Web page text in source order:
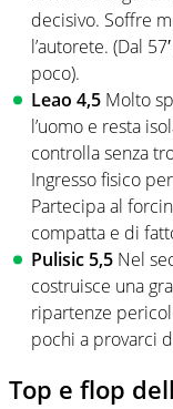
decisivo. Soffre
l’autorete. (Dal 57′
poco).
Leao 4,5 Molto
l’uomo e resta
controlla senza
Ingresso fisico
Partecipa al
compatta e di
Pulisic 5,5 Nel
costruisce una
ripartenze
pochi a provarci
Top e flop